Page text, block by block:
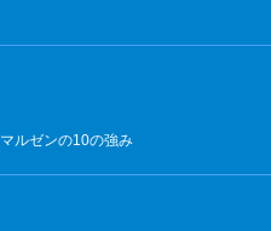
マルゼンの10の強み